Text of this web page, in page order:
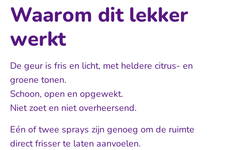
Waarom dit lekker
werkt
De geur is fris en licht, met heldere citrus- en
groene tonen.
Schoon, open en opgewekt.
Niet zoet en niet overheersend.
Eén of twee sprays zijn genoeg om de ruimte
direct frisser te laten aanvoelen.